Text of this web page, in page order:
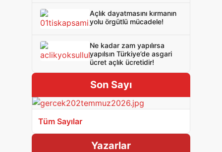
Açlık dayatmasını kırmanın
yolu örgütlü mücadele!
Ne kadar zam yapılırsa
yapılsın Türkiye’de asgari
ücret açlık ücretidir!
Son Sayı
Tüm Sayılar
Yazarlar